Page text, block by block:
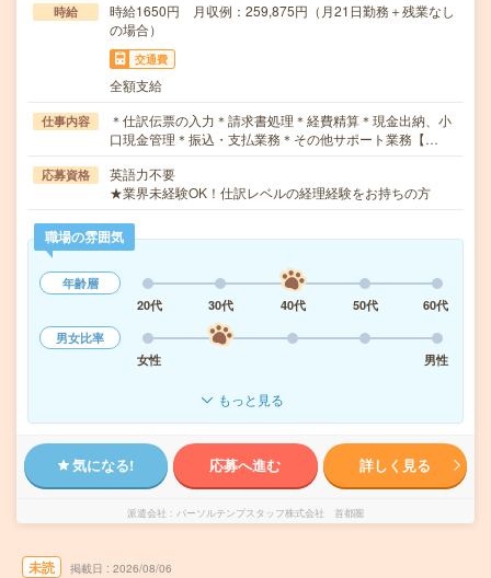
時給
時給1650円 月収例：259,875円（月21日勤務＋残業なし
の場合）
交通費
全額支給
仕事内容
＊仕訳伝票の入力＊請求書処理＊経費精算＊現金出納、小
口現金管理＊振込・支払業務＊その他サポート業務【…
応募資格
英語力不要
★業界未経験OK！仕訳レベルの経理経験をお持ちの方
職場の雰囲気
年齢層
20代
30代 40代 50代
60代
男女比率
女性
男性
もっと見る
気になる! 応募へ進む 詳しく見る
派遣会社 パーソルテンプスタッフ株式会社 首都圏
未読 掲載日 2026/08/06